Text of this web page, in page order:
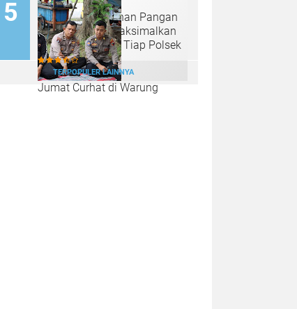
Program Ketahanan Pangan
Polres Batang Maksimalkan
Lahan Kosong di Tiap Polsek
Jumat Curhat di Warung
TERPOPULER LAINNYA